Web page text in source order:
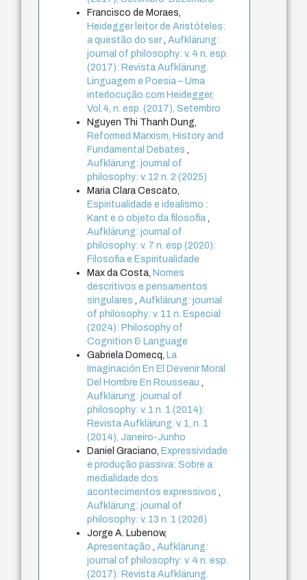
Francisco de Moraes,
Heidegger leitor de Aristóteles:
a questão do ser ,Aufklärung:
journal of philosophy: v. 4 n. esp.
(2017): Revista Aufklärung.
Linguagem e Poesia – Uma
interlocução com Heidegger,
Vol.4, n. esp. (2017), Setembro
Nguyen Thi Thanh Dung,
Reformed Marxism, History and
Fundamental Debates
Aufklärung: journal of
philosophy: v. 12 n. 2 (2025)
Maria Clara Cescato,
Espiritualidade e idealismo :
Kant e o objeto da filosofia
Aufklärung: journal of
philosophy: v. 7 n. esp (2020):
Filosofia e Espiritualidade
Max da Costa,Nomes
descritivos e pensamentos
singulares
,Aufklärung: journal
of philosophy: v. 11 n. Especial
(2024): Philosophy of
Cognition & Language
Gabriela Domecq,La
Imaginación En El Devenir Moral
Del Hombre En Rousseau
Aufklärung: journal of
philosophy: v. 1 n. 1 (2014):
Revista Aufklärung. v. 1, n. 1
(2014), Janeiro-Junho
Daniel Graciano,Expressividade
e produção passiva: Sobre a
medialidade dos
acontecimentos expressivos
Aufklärung: journal of
philosophy: v. 13 n. 1 (2026)
Jorge A. Lubenow,
Apresentação
,Aufklärung:
journal of philosophy: v. 4 n. esp.
(2017): Revista Aufklärung.